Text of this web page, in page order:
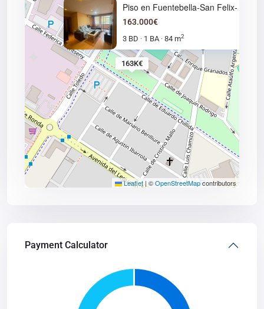
163K€
Piso en Fuentebella-San Felix-
163.000€
3 BD · 1 BA · 84 m2
Leaflet| ©OpenStreetMapcontributors
Payment Calculator